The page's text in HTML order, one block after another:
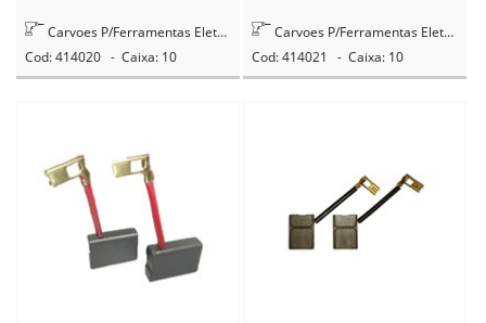
Carvoes P/Ferramentas Eletricas
Cod: 414020 - Caixa: 10
Carvoes P/Ferramentas Eletricas
Cod: 414021 - Caixa: 10